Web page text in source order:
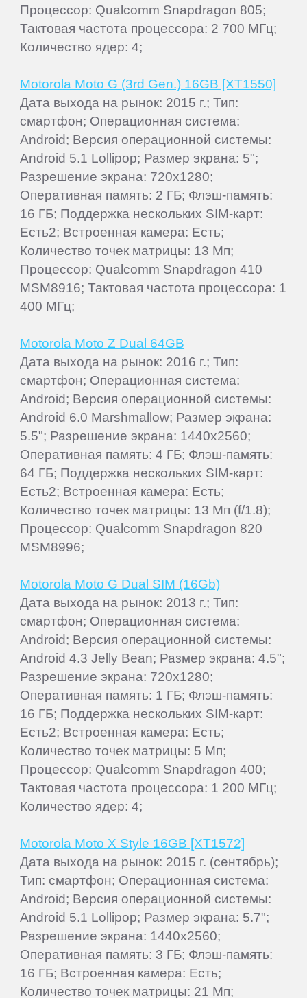
Процессор: Qualcomm Snapdragon 805;
Тактовая частота процессора: 2 700 МГц;
Количество ядер: 4;
Motorola Moto G (3rd Gen.) 16GB [XT1550]
Дата выхода на рынок: 2015 г.; Тип:
смартфон; Операционная система:
Android; Версия операционной системы:
Android 5.1 Lollipop; Размер экрана: 5";
Разрешение экрана: 720x1280;
Оперативная память: 2 ГБ; Флэш-память:
16 ГБ; Поддержка нескольких SIM-карт:
Есть2; Встроенная камера: Есть;
Количество точек матрицы: 13 Мп;
Процессор: Qualcomm Snapdragon 410
MSM8916; Тактовая частота процессора: 1
400 МГц;
Motorola Moto Z Dual 64GB
Дата выхода на рынок: 2016 г.; Тип:
смартфон; Операционная система:
Android; Версия операционной системы:
Android 6.0 Marshmallow; Размер экрана:
5.5"; Разрешение экрана: 1440x2560;
Оперативная память: 4 ГБ; Флэш-память:
64 ГБ; Поддержка нескольких SIM-карт:
Есть2; Встроенная камера: Есть;
Количество точек матрицы: 13 Мп (f/1.8);
Процессор: Qualcomm Snapdragon 820
MSM8996;
Motorola Moto G Dual SIM (16Gb)
Дата выхода на рынок: 2013 г.; Тип:
смартфон; Операционная система:
Android; Версия операционной системы:
Android 4.3 Jelly Bean; Размер экрана: 4.5";
Разрешение экрана: 720x1280;
Оперативная память: 1 ГБ; Флэш-память:
16 ГБ; Поддержка нескольких SIM-карт:
Есть2; Встроенная камера: Есть;
Количество точек матрицы: 5 Мп;
Процессор: Qualcomm Snapdragon 400;
Тактовая частота процессора: 1 200 МГц;
Количество ядер: 4;
Motorola Moto X Style 16GB [XT1572]
Дата выхода на рынок: 2015 г. (сентябрь);
Тип: смартфон; Операционная система:
Android; Версия операционной системы:
Android 5.1 Lollipop; Размер экрана: 5.7";
Разрешение экрана: 1440x2560;
Оперативная память: 3 ГБ; Флэш-память:
16 ГБ; Встроенная камера: Есть;
Количество точек матрицы: 21 Мп;